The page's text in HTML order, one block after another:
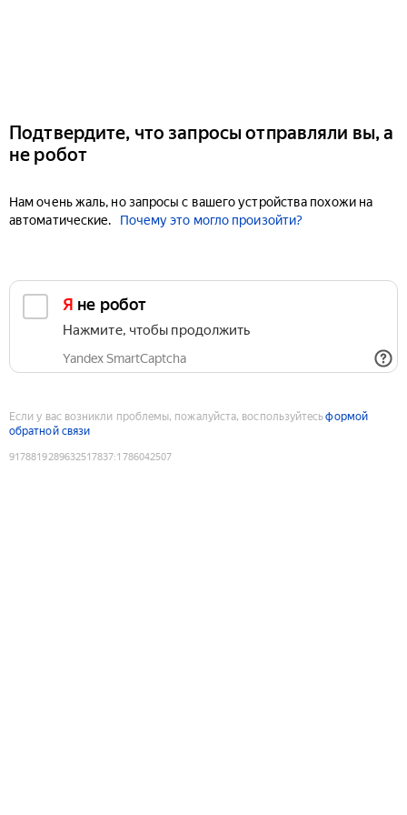
Подтвердите, что запросы отправляли вы, а
не робот
Нам очень жаль, но запросы с вашего устройства похожи на
автоматические.
Почему это могло произойти?
Я не робот
Нажмите, чтобы продолжить
Yandex SmartCaptcha
Если у вас возникли проблемы, пожалуйста, воспользуйтесьформой
обратной связи
9178819289632517837:1786042507